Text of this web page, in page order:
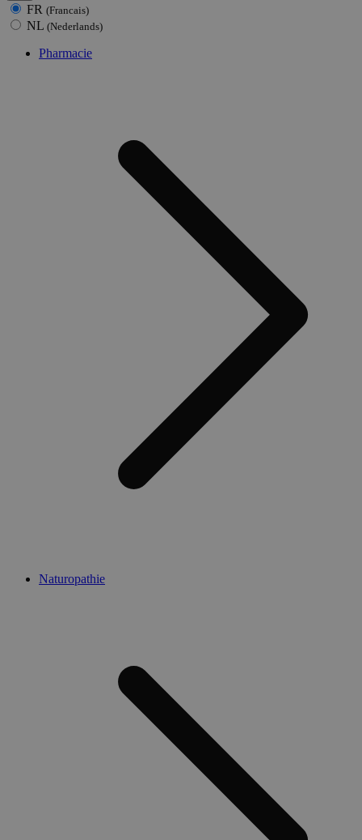
FR (Francais)
NL (Nederlands)
Pharmacie
Naturopathie